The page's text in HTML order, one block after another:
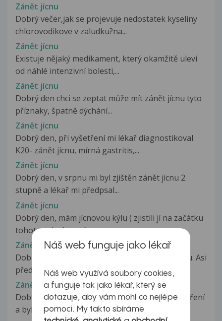
Zánět jícnu
Dobrý večer,jak se projevuje nedostatek kyseliny
chlorovodikove v zaludku?na...
Zánět jícnu
Existuje nějaký medikament, který okamžitě uleví
od náhlé intenzivní bolesti,...
Zánět jícnu
Dobrý den chci se zeptat může mít zánět jícnu tyto
příznaky, špatně dýchání...
Zánět jícnu
Dobrý den, při vyšetření mi lékař diagnostikoval
K20- zánět jícnu, mírná gastritis,...
Zánět jícnu
Dobrý den, v srpnu mi byl zjištěn zánět jícnu 2.
stupně a lékař mi předpsal...
Zánět jícnu
Dobrý den, mám jícnovou kýlu ( zjistili jí na začátku
tohoto roku ), poté...
Zánět jícnu
Dobrý den, chtěla bych vás moc poprosit o radu. Asi
před měsícem a půl jsem...
Zánět jícnu
Dobrý den, v listopadu jsem byla na gastr.vyšetření
a byla mi sdělena diagnoza...
Náš web funguje jako lékař
Náš web využívá soubory cookies,
a funguje tak jako lékař, který se
dotazuje, aby vám mohl co nejlépe
pomoci. My takto sbíráme